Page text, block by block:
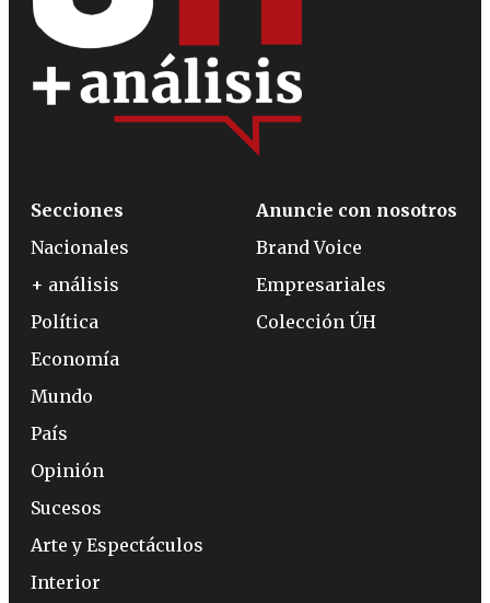
Secciones
Nacionales
+ análisis
Política
Economía
Mundo
País
Opinión
Sucesos
Arte y Espectáculos
Interior
Anuncie con nosotros
Brand Voice
Empresariales
Colección ÚH